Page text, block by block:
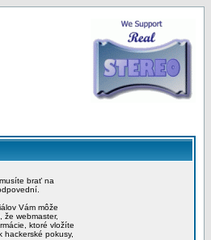
brať na
Vám môže
že webmaster,
ktoré vložíte
pokusy,